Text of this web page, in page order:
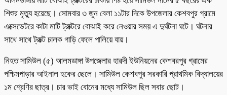
শিশুর মৃত্যু হয়েছে। সোমবার ৩ জুন বেলা ১১টার দিকে উপজেলার কেশবপুর গ্রামে
এক্সেভেটরে কাটা মাটি ট্রাক্টরে বোঝাই করে নেওয়ার সময় এ দুর্ঘটনা ঘটে। ঘটনার
সাথে সাথে ট্রাক্ট চালক গাড়ি ফেলে পালিয়ে যায়।
নিহত সামিউল (৫) আলমডাঙ্গা উপজেলার হারদী ইউনিয়নের কেশবরপুর গ্রামের
পশ্চিমপাড়ার আইনাল হকের ছেলে। সামিউল কেশবপুর সরকারি প্রাথমিক বিদ্যালয়ের
১ম শ্রেণির ছাত্র। চার ভাই বোনের মধ্যে সামিউল ছিল সবার ছোট।